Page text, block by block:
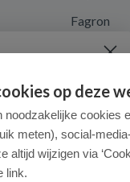
Fagron
Nutricia
op deze
noodzakelijke cookies
meten), social-
altijd wijzigen via
link.
en persoonlijk